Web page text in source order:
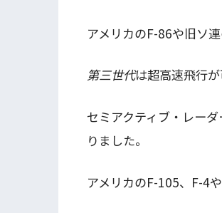
アメリカのF-86や旧ソ
第三世代は超高速飛行が
セミアクティブ・レー
りました。
アメリカのF-105、F-4